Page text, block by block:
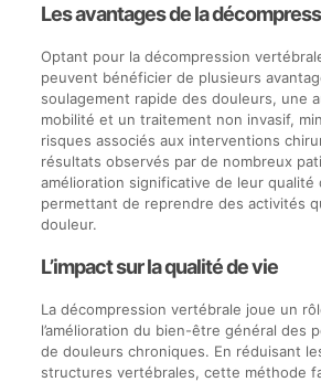
Les avantages de la
Optant pour la décompression
peuvent bénéficier de plusieurs
soulagement rapide des douleurs, une
mobilité et un traitement non invasif,
risques associés aux interventions
résultats observés par de nombreux
amélioration significative de leur qualité
permettant de reprendre des activités
douleur.
L’impact sur la qualité de vie
La décompression vertébrale joue un
l’amélioration du bien-être général des
de douleurs chroniques. En réduisant
structures vertébrales, cette méthode